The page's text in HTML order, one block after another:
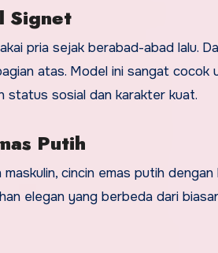
Signet
pria sejak berabad-abad lalu.
atas. Model ini sangat cocok
status sosial dan karakter kuat.
Putih
cincin emas putih
elegan yang berbeda dari